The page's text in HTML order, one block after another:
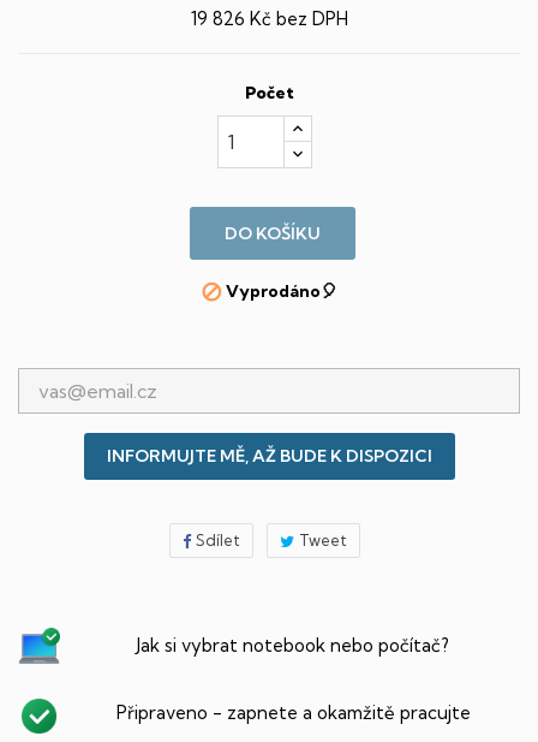
19 826 Kč bez DPH
Počet
DO KOŠÍKU
Vyprodáno🎈
INFORMUJTE MĚ, AŽ BUDE K DISPOZICI
Sdílet Tweet
Jak si vybrat notebook nebo počítač?
Připraveno - zapnete a okamžitě pracujte